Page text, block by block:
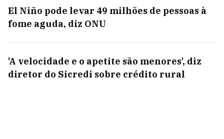
El Niño pode levar 49 milhões de pessoas à
fome aguda, diz ONU
'A velocidade e o apetite são menores', diz
diretor do Sicredi sobre crédito rural